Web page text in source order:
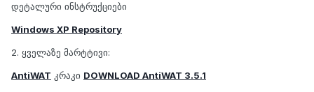
დეტალური ინსტრუქციები
Windows XP Repository
2. ყველაზე მარტტივი:
AntiWAT კრაკი DOWNLOAD AntiWAT 3.5.1